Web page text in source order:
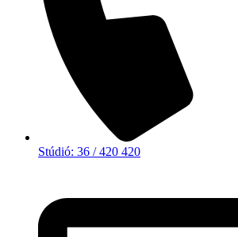
Stúdió: 36 / 420 420